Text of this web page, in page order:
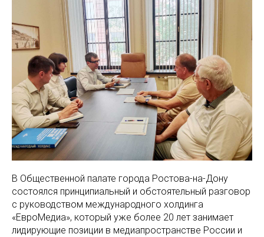
В Общественной палате города Ростова-на-Дону
состоялся принципиальный и обстоятельный разговор
с руководством международного холдинга
«ЕвроМедиа», который уже более 20 лет занимает
лидирующие позиции в медиапространстве России и